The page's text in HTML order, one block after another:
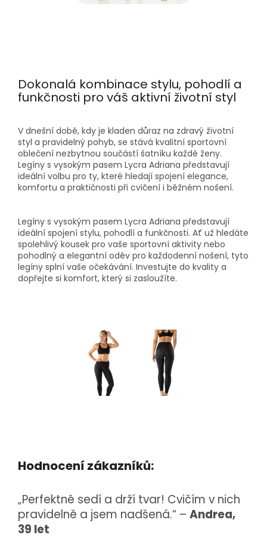
Dokonalá kombinace stylu, pohodlí a
funkčnosti pro váš aktivní životní styl
V dnešní době, kdy je kladen důraz na zdravý životní
styl a pravidelný pohyb, se stává kvalitní sportovní
oblečení nezbytnou součástí šatníku každé ženy.
Legíny s vysokým pasem Lycra Adriana představují
ideální volbu pro ty, které hledají spojení elegance,
komfortu a praktičnosti při cvičení i běžném nošení.​
Legíny s vysokým pasem Lycra Adriana představují
ideální spojení stylu, pohodlí a funkčnosti. Ať už hledáte
spolehlivý kousek pro vaše sportovní aktivity nebo
pohodlný a elegantní oděv pro každodenní nošení, tyto
legíny splní vaše očekávání. Investujte do kvality a
dopřejte si komfort, který si zasloužíte.​
Hodnocení zákazníků:
„Perfektně sedí a drží tvar! Cvičím v nich
pravidelně a jsem nadšená.“ – Andrea,
39 let